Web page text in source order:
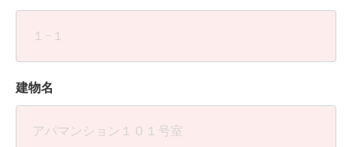
建物名